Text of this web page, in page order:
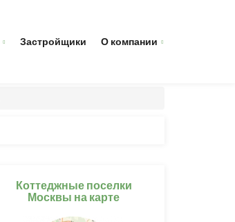
Застройщики О компании
Коттеджные поселки
Москвы на карте